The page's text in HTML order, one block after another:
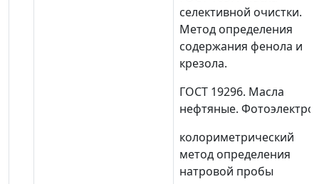
селективной очистки.
Метод определения
содержания фенола и
крезола.
ГОСТ 19296. Масла
нефтяные. Фотоэлектро-
колориметрический
метод определения
натровой пробы